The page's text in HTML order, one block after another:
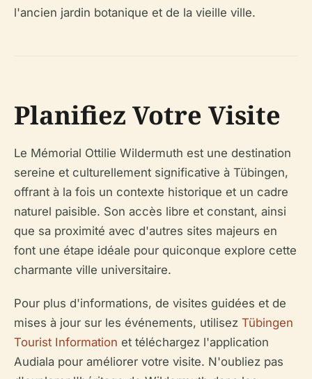
l'ancien jardin botanique et de la vieille ville.
Planifiez Votre Visite
Le Mémorial Ottilie Wildermuth est une destination
sereine et culturellement significative à Tübingen,
offrant à la fois un contexte historique et un cadre
naturel paisible. Son accès libre et constant, ainsi
que sa proximité avec d'autres sites majeurs en
font une étape idéale pour quiconque explore cette
charmante ville universitaire.
Pour plus d'informations, de visites guidées et de
mises à jour sur les événements, utilisez Tübingen
Tourist Information et téléchargez l'application
Audiala pour améliorer votre visite. N'oubliez pas